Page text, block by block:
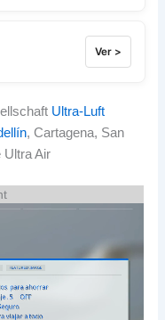
Ver >
Ultra-Luft
, Cartagena, San
Ultra Air